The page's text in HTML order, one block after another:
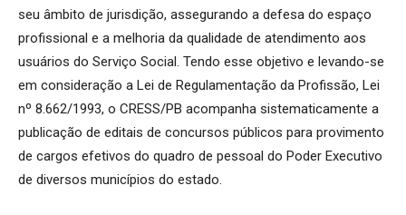
seu âmbito de jurisdição, assegurando a defesa do espaço
profissional e a melhoria da qualidade de atendimento aos
usuários do Serviço Social. Tendo esse objetivo e levando-se
em consideração a Lei de Regulamentação da Profissão, Lei
nº 8.662/1993, o CRESS/PB acompanha sistematicamente a
publicação de editais de concursos públicos para provimento
de cargos efetivos do quadro de pessoal do Poder Executivo
de diversos municípios do estado.